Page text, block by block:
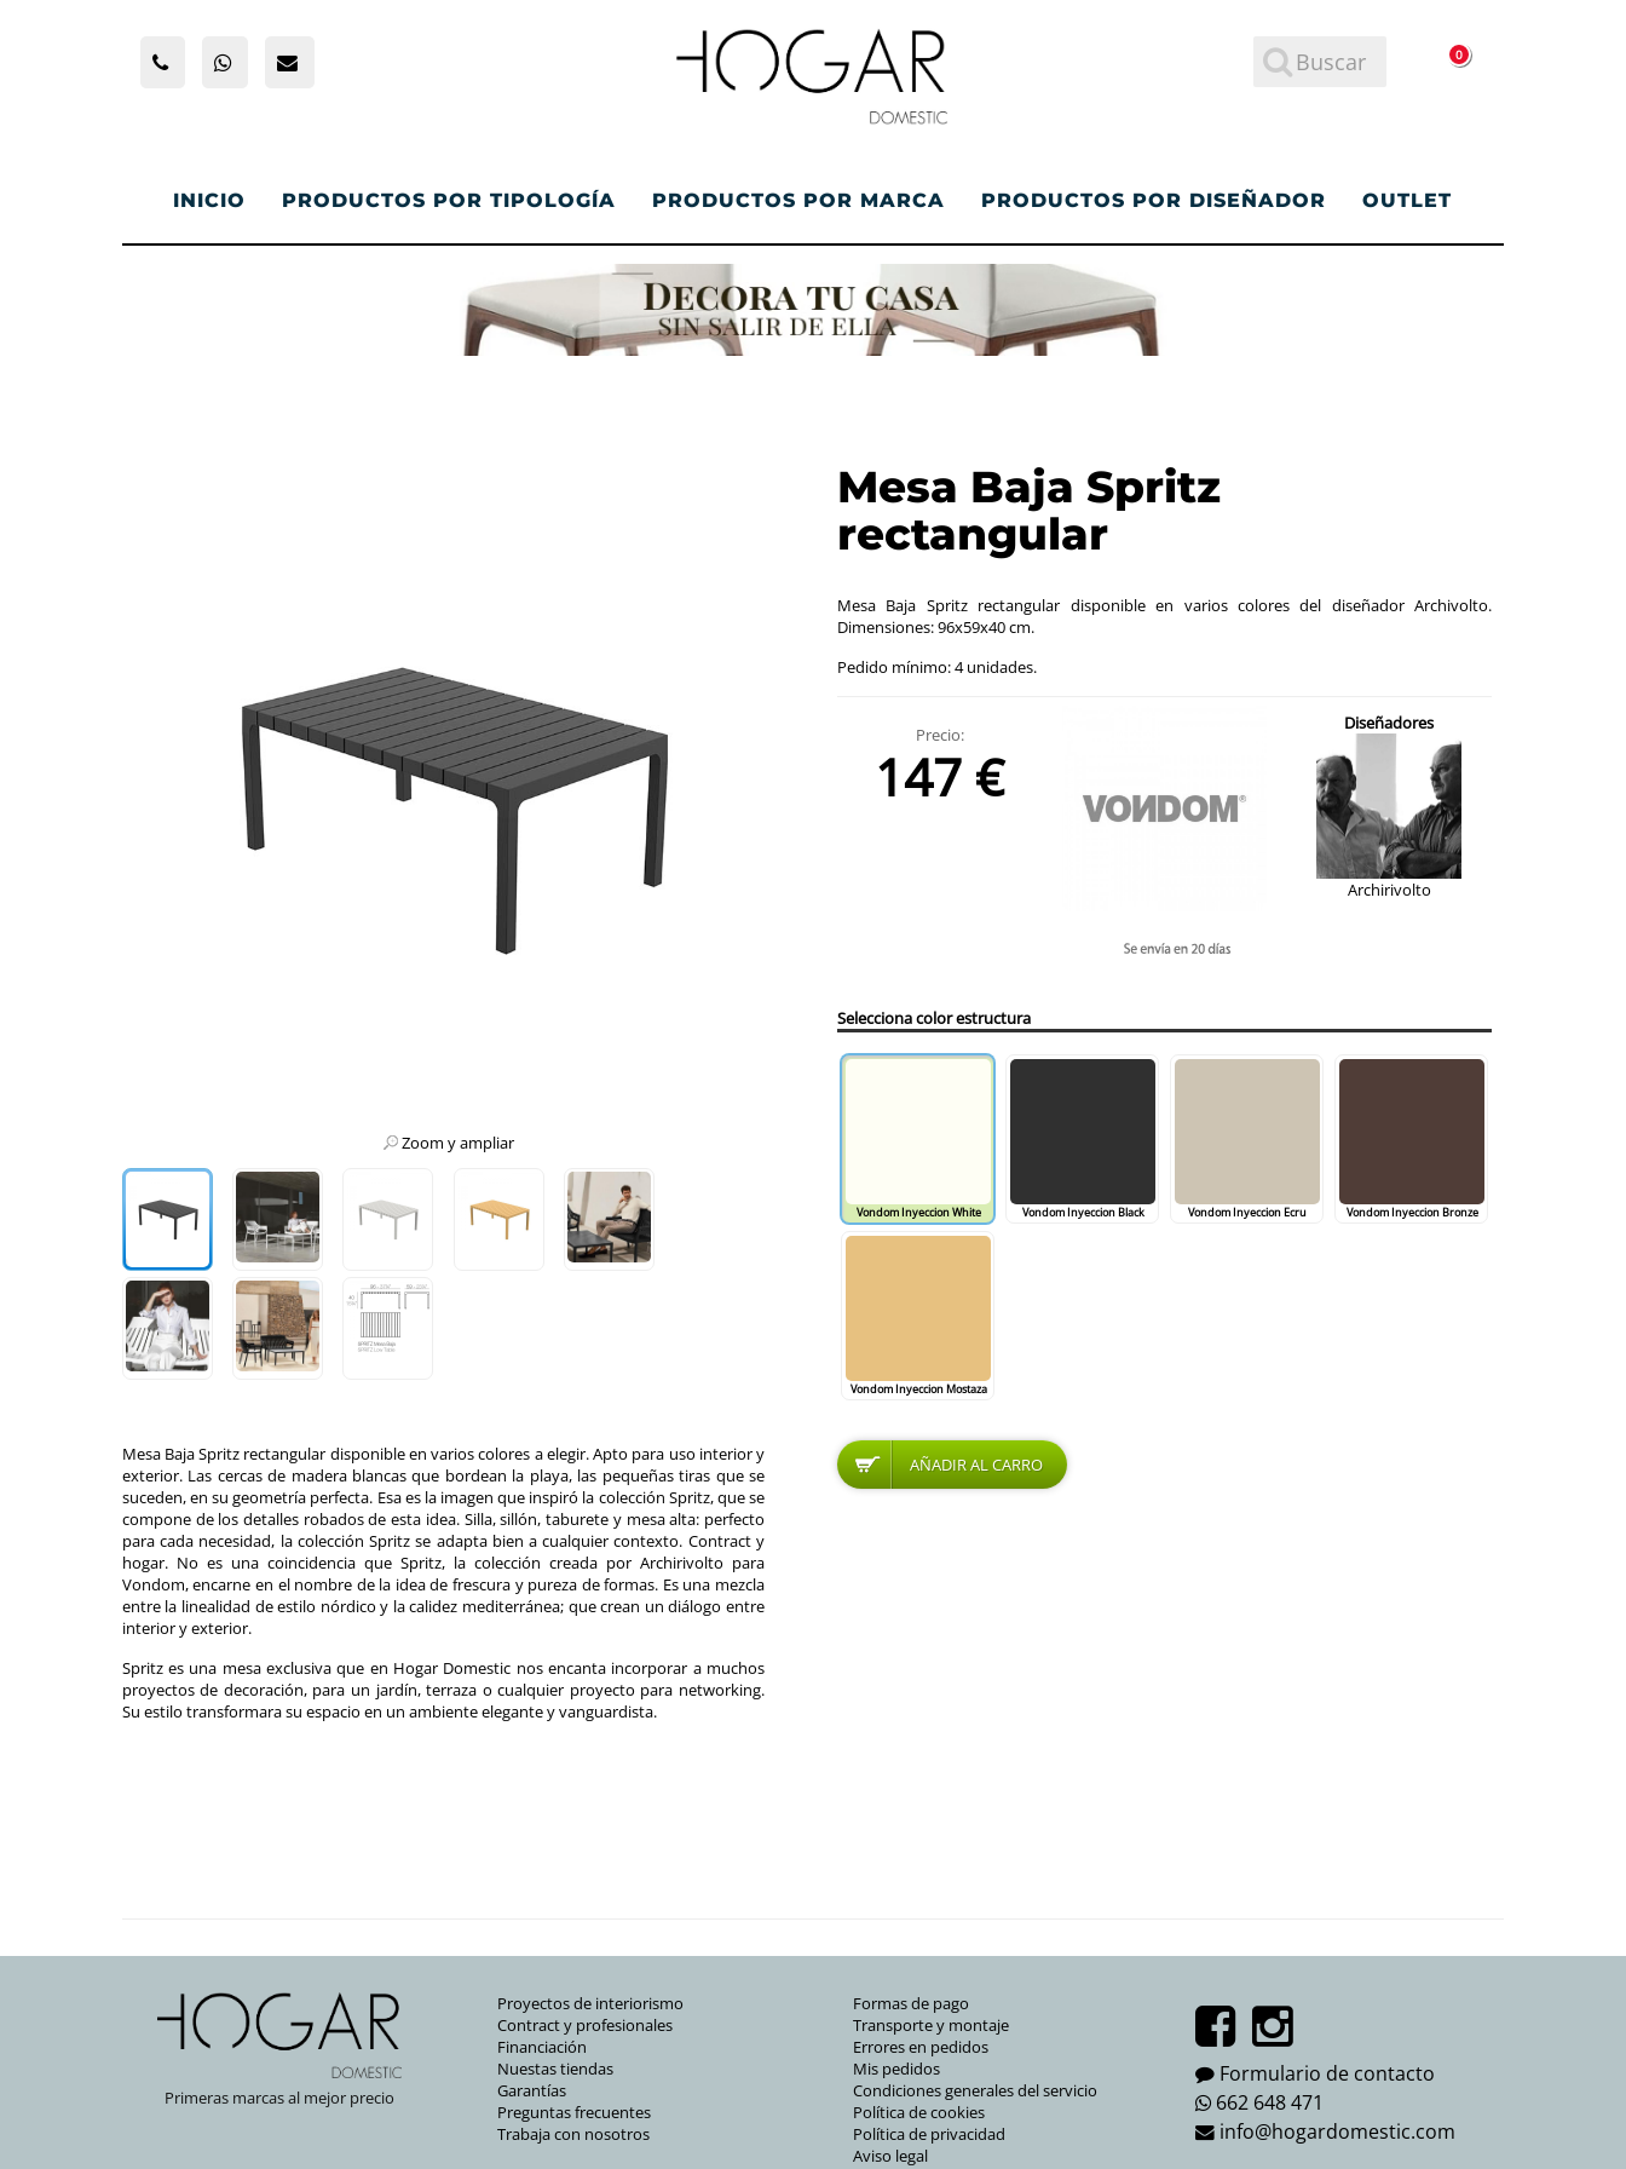
0
INICIO PRODUCTOS POR TIPOLOGÍA PRODUCTOS POR MARCA PRODUCTOS POR DISEÑADOR OUTLET
Mesa Baja Spritz
rectangular
Zoom y ampliar
Mesa Baja Spritz rectangular disponible en varios colores a elegir. Apto para uso interior y
exterior. Las cercas de madera blancas que bordean la playa, las pequeñas tiras que se
suceden, en su geometría perfecta. Esa es la imagen que inspiró la colección Spritz, que se
compone de los detalles robados de esta idea. Silla, sillón, taburete y mesa alta: perfecto
para cada necesidad, la colección Spritz se adapta bien a cualquier contexto. Contract y
hogar. No es una coincidencia que Spritz, la colección creada por Archirivolto para
Vondom, encarne en el nombre de la idea de frescura y pureza de formas. Es una mezcla
entre la linealidad de estilo nórdico y la calidez mediterránea; que crean un diálogo entre
interior y exterior.
Spritz es una mesa exclusiva que en Hogar Domestic nos encanta incorporar a muchos
proyectos de decoración, para un jardín, terraza o cualquier proyecto para networking.
Su estilo transformara su espacio en un ambiente elegante y vanguardista.
Mesa Baja Spritz rectangular disponible en varios colores del diseñador Archivolto.
Dimensiones: 96x59x40 cm.
Pedido mínimo: 4 unidades.
Precio:
147 €
Diseñadores
Archirivolto
Selecciona color estructura
Vondom Inyeccion White Vondom Inyeccion Black Vondom Inyeccion Ecru Vondom Inyeccion Bronze
Vondom Inyeccion Mostaza
Primeras marcas al mejor precio
Proyectos de interiorismo
Contract y profesionales
Financiación
Nuestas tiendas
Garantías
Preguntas frecuentes
Trabaja con nosotros
Formas de pago
Transporte y montaje
Errores en pedidos
Mis pedidos
Condiciones generales del servicio
Política de cookies
Política de privacidad
Aviso legal
Formulario de contacto
662 648 471
info@hogardomestic.com